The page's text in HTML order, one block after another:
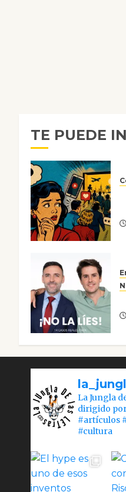
TE PUEDE
La Jungla
dirigido
#artículos
#cultura